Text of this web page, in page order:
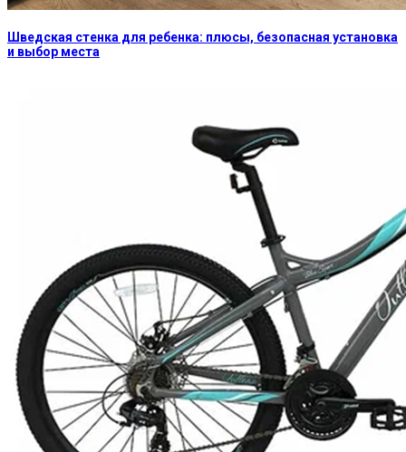
Шведская стенка для ребенка: плюсы, безопасная установка
и выбор места